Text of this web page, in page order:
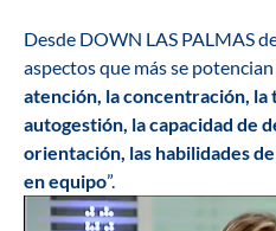
Desde DOWN LAS PALMAS
aspectos que más se
atención, la concentración, la
autogestión, la capacidad de
orientación, las habilidades
en equipo”.
Reproductor